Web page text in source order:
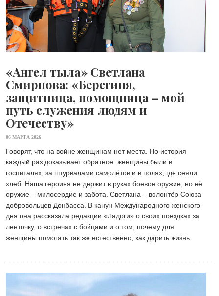
«Ангел тыла» Светлана
Смирнова: «Берегиня,
защитница, помощница – мой
путь служения людям и
Отечеству»
06 МАРТА 2026
Говорят, что на войне женщинам нет места. Но история
каждый раз доказывает обратное: женщины были в
госпиталях, за штурвалами самолётов и в полях, где сеяли
хлеб. Наша героиня не держит в руках боевое оружие, но её
оружие – милосердие и забота. Светлана – волонтёр Союза
добровольцев Донбасса. В канун Международного женского
дня она рассказала редакции «Ладоги» о своих поездках за
ленточку, о встречах с бойцами и о том, почему для
женщины помогать так же естественно, как дарить жизнь.